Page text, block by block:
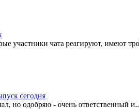
участники чата реагируют, имеют
сегодня
но одобряю - очень ответственный